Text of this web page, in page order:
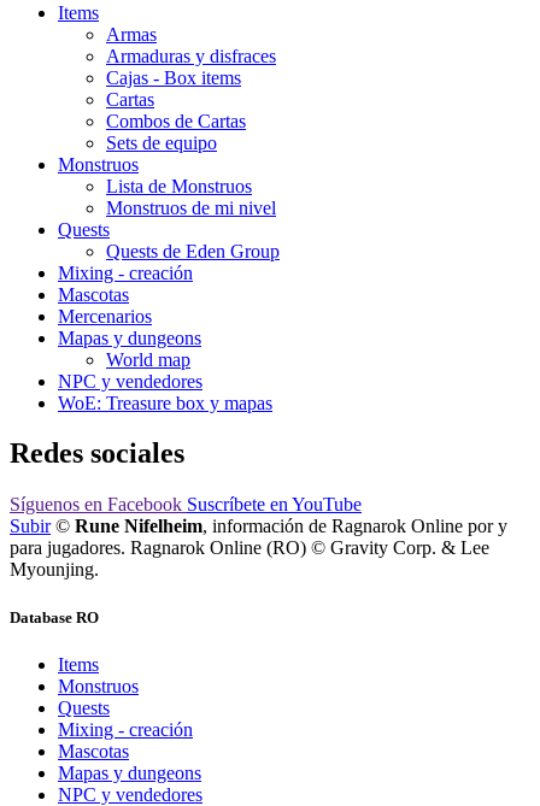
Items
Armas
Armaduras y disfraces
Cajas - Box items
Cartas
Combos de Cartas
Sets de equipo
Monstruos
Lista de Monstruos
Monstruos de mi nivel
Quests
Quests de Eden Group
Mixing - creación
Mascotas
Mercenarios
Mapas y dungeons
World map
NPC y vendedores
WoE: Treasure box y mapas
Redes sociales
Síguenos en Facebook Suscríbete en YouTube
Subir© Rune Nifelheim, información de Ragnarok Online por y
para jugadores. Ragnarok Online (RO) © Gravity Corp. & Lee
Myounjing.
Database RO
Items
Monstruos
Quests
Mixing - creación
Mascotas
Mapas y dungeons
NPC y vendedores